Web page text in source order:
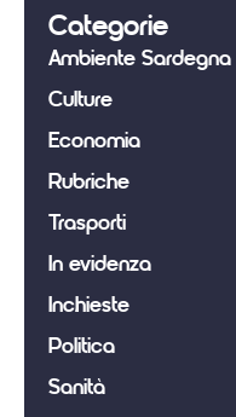
Categorie
Ambiente Sardegna
Culture
Economia
Rubriche
Trasporti
In evidenza
Inchieste
Politica
Sanità